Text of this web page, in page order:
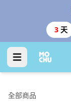
3 天
全部商品